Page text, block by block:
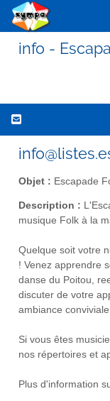
info -
Objet : Escapade
Description :
musique Folk à la
Quelque soit votre
! Venez apprendre
danse du Poitou,
discuter de votre
ambiance
Si vous êtes
nos répertoires et
Plus d'information